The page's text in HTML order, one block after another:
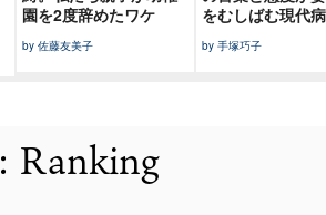
園を2度辞めたワケ
by 佐藤友美子
をむしばむ現代病
by 手塚巧子
: Ranking